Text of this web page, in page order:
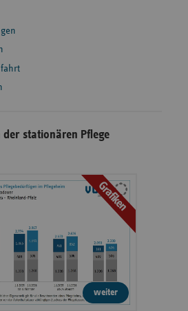
der stationären Pflege
Grafiken
weiter